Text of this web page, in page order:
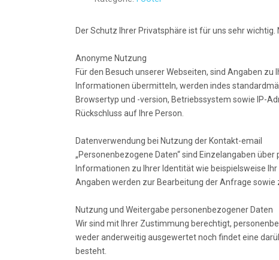
Der Schutz Ihrer Privatsphäre ist für uns sehr
Anonyme Nutzung
Für den Besuch unserer Webseiten, sind Angaben
Informationen übermitteln, werden indes
Browsertyp und -version, Betriebssystem sowie IP-
Rückschluss auf Ihre Person.
Datenverwendung bei Nutzung der Kontakt-email
„Personenbezogene Daten“ sind Einzelangaben
Informationen zu Ihrer Identität wie beispielsweise
Angaben werden zur Bearbeitung der Anfrage
Nutzung und Weitergabe personenbezogener Daten
Wir sind mit Ihrer Zustimmung berechtigt,
weder anderweitig ausgewertet noch findet eine
besteht.